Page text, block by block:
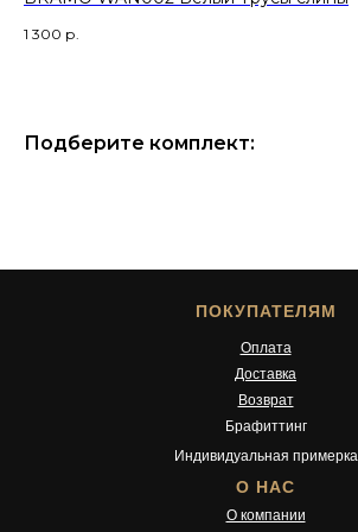
1 300 р.
Подберите комплект:
ПОКУПАТЕЛЯМ
О НАС
Оплата
Доставка
Брафиттинг
Индивидуальная примерка
Возврат
О компании